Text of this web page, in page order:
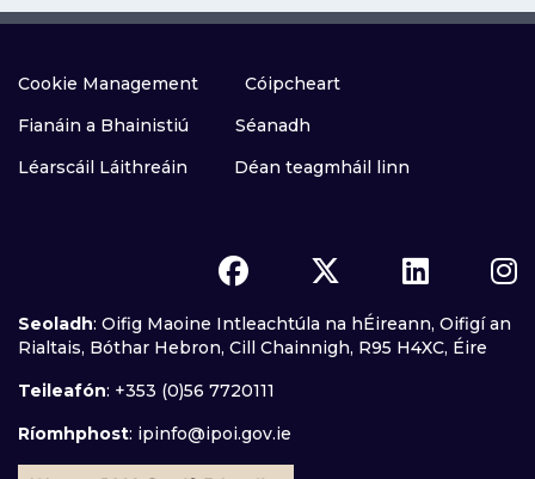
Cookie Management
Cóipcheart
Fianáin a Bhainistiú
Séanadh
Léarscáil Láithreáin
Déan teagmháil linn
Seoladh: Oifig Maoine Intleachtúla na hÉireann, Oifigí an
Rialtais, Bóthar Hebron, Cill Chainnigh, R95 H4XC, Éire
Teileafón: +353 (0)56 7720111
Ríomhphost: ipinfo@ipoi.gov.ie